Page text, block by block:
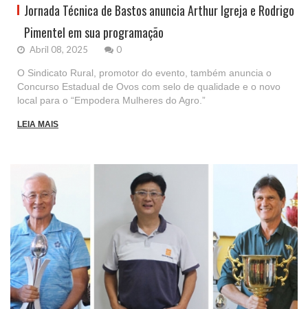
Jornada Técnica de Bastos anuncia Arthur Igreja e Rodrigo
Pimentel em sua programação
Abril 08, 2025 0
O Sindicato Rural, promotor do evento, também anuncia o
Concurso Estadual de Ovos com selo de qualidade e o novo
local para o “Empodera Mulheres do Agro.”
LEIA MAIS